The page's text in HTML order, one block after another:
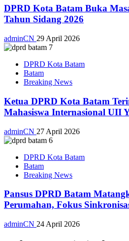
DPRD Kota Batam Buka
Tahun Sidang 2026
adminCN 29 April 2026
DPRD Kota Batam
Batam
Breaking News
Ketua DPRD Kota Batam
Mahasiswa Internasional UII
adminCN 27 April 2026
DPRD Kota Batam
Batam
Breaking News
Pansus DPRD Batam
Perumahan, Fokus
adminCN 24 April 2026